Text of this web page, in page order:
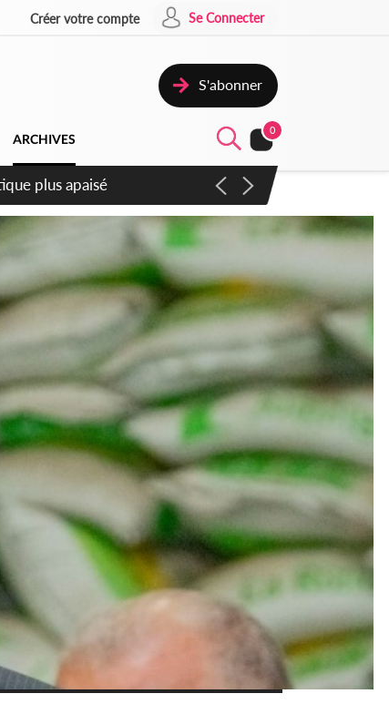
Créer votre compte Se Connecter
S'abonner
ARCHIVES
0
du samedi